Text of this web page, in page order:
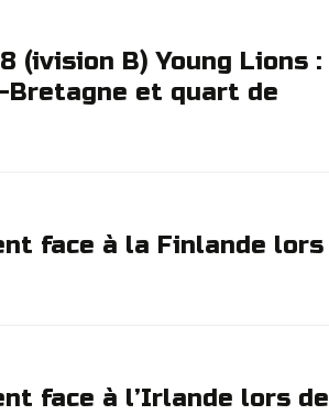
(ivision B) Young Lions :
et quart de
face à la Finlande lors
face à l’Irlande lors de